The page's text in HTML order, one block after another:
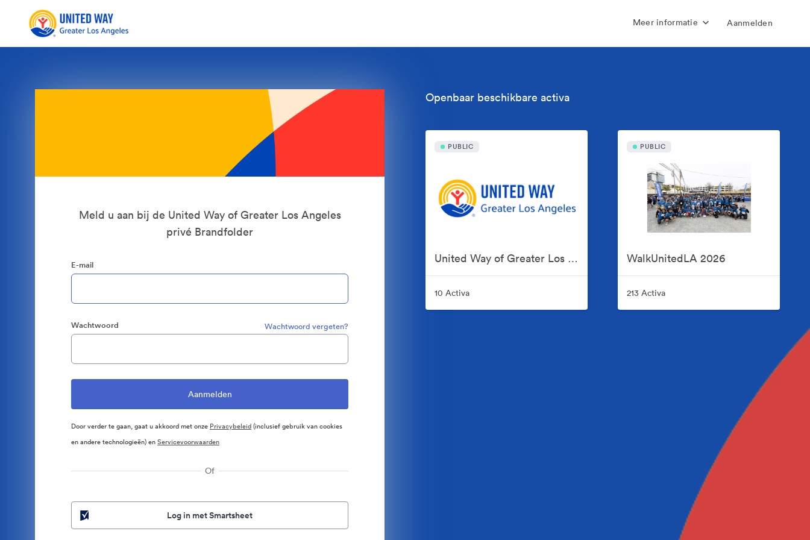
Meer informatie Aanmelden
Meld u aan bij de United Way of Greater Los Angeles
privé Brandfolder
E-mail
Wachtwoord Wachtwoord vergeten?
Door verder te gaan, gaat u akkoord met onze Privacybeleid(inclusief gebruik van cookies
en andere technologieën) enServicevoorwaarden
Of
Log in met Smartsheet
Openbaar beschikbare activa
PUBLIC
United Way of Greater Los Angeles
10 Activa
PUBLIC
WalkUnitedLA 2026
213 Activa